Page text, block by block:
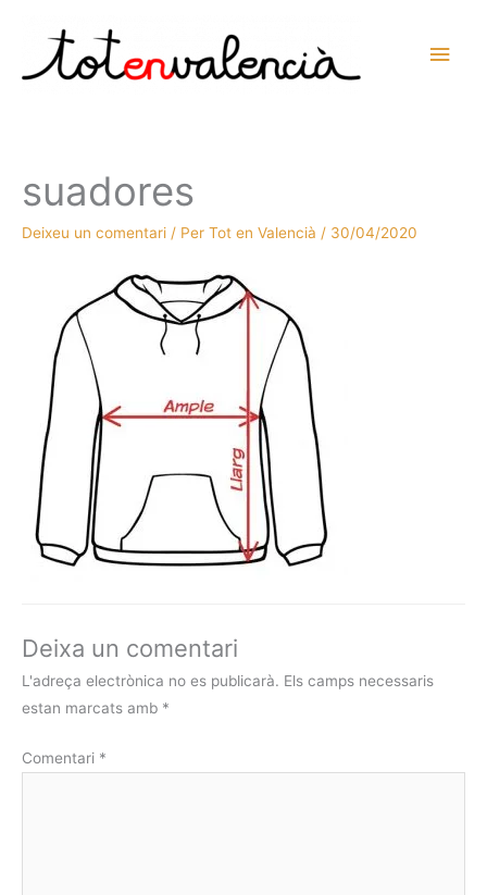
contingut
suadores
Deixeu un comentari / Per Tot en Valencià / 30/04/2020
Deixa un comentari
L'adreça electrònica no es publicarà. Els camps necessaris
estan marcats amb *
Comentari *